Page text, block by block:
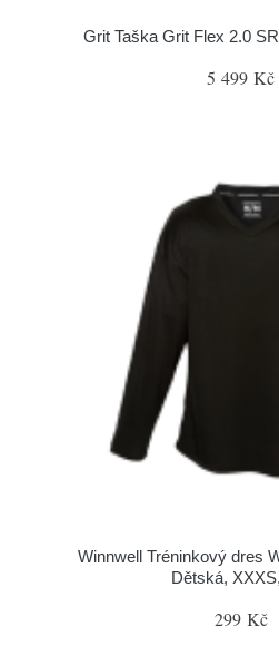
Grit Taška Grit Flex 2.0
5 499 Kč
Winnwell Tréninkový dres
Dětská,
299 Kč